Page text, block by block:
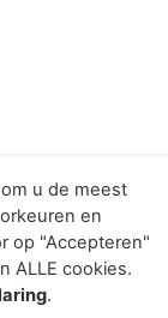
u de meest
en
op "Accepteren"
ALLE cookies.
.